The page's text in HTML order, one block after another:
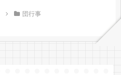
団行事